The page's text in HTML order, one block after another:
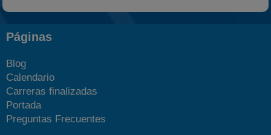
Páginas
Blog
Calendario
Carreras finalizadas
Portada
Preguntas Frecuentes